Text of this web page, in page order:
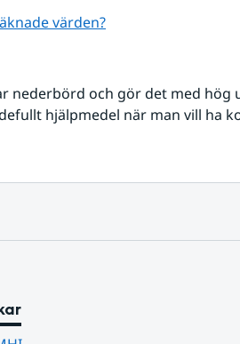
värden?
nederbörd och gör det med hög
hjälpmedel när man vill ha